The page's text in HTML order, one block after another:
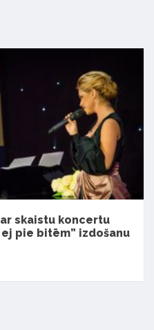
ar skaistu koncertu
pie bitēm” izdošanu